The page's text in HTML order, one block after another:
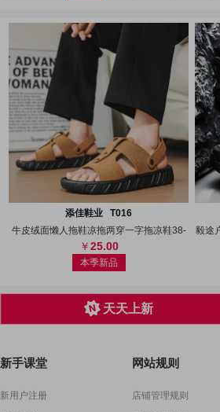
代发
添佳鞋业 T016
牛皮绒面懒人拖鞋凉拖两穿一字拖凉鞋38-
25.00
本季新品
毅途
天天上新
新手课堂
新用户注册
网站规则
店铺管理规则